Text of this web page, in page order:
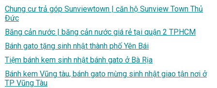
Chung cư trả góp Sunviewtown | căn hộ Sunview Town Thủ
Đức
Băng cản nước | băng cản nước giá rẻ tại quận 2 TP.HCM
Bánh gato tặng sinh nhật thành phố Yên Bái
Tiệm bánh kem sinh nhật bánh gato ở Bà Rịa
Bánh kem Vũng tàu, bánh gato mừng sinh nhật giao tận nơi ở
TP Vũng Tàu